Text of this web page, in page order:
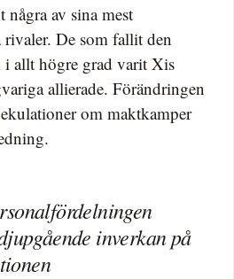
av sina mest
De som fallit den
i allt högre grad varit Xis
allierade. Förändringen
om maktkamper
inverkan på